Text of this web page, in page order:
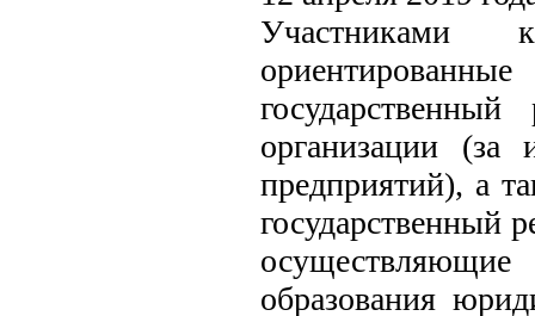
Участниками
организации (за
предприятий), а
государственный
осуществляющие
образования